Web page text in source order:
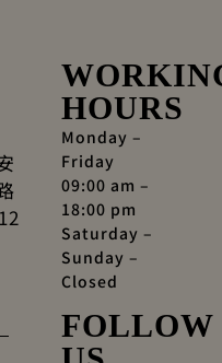
HOURS
Monday –
Friday
09:00 am –
18:00 pm
Saturday –
Sunday –
Closed
FOLLOW